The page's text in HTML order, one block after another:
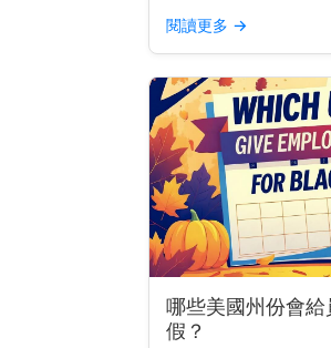
非常明顯。 快速見解
假期，遠超其他國...
閱讀更多 →
哪些美國州份會
假？